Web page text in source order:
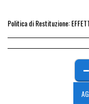
Politica di Restituzione:EFFETTUARE RICHIESTA DI RESO ENTRO 14